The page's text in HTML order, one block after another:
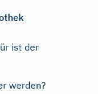
ist der
werden?